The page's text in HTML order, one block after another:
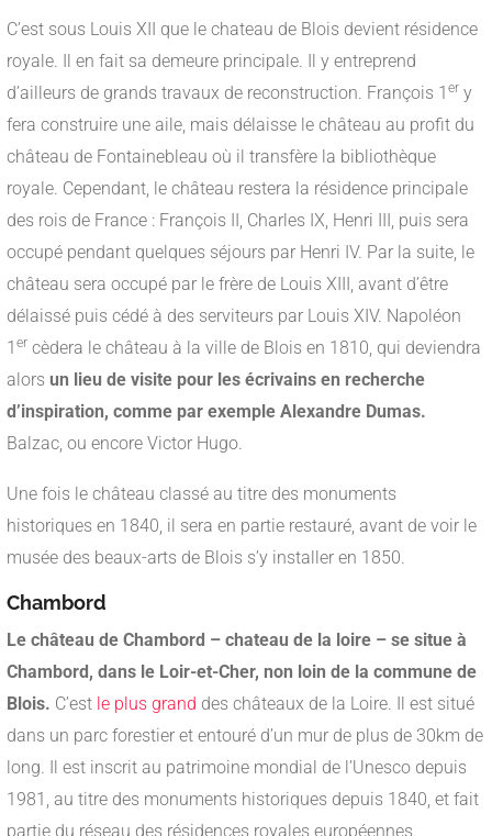
C’est sous Louis XII que le chateau de Blois devient résidence
royale. Il en fait sa demeure principale. Il y entreprend
d’ailleurs de grands travaux de reconstruction. François 1 er y
fera construire une aile, mais délaisse le château au profit du
château de Fontainebleau où il transfère la bibliothèque
royale. Cependant, le château restera la résidence principale
des rois de France : François II, Charles IX, Henri III, puis sera
occupé pendant quelques séjours par Henri IV. Par la suite, le
château sera occupé par le frère de Louis XIII, avant d’être
délaissé puis cédé à des serviteurs par Louis XIV. Napoléon
1 er cèdera le château à la ville de Blois en 1810, qui deviendra
alors un lieu de visite pour les écrivains en recherche
d’inspiration, comme par exemple Alexandre Dumas.
Balzac, ou encore Victor Hugo.
Une fois le château classé au titre des monuments
historiques en 1840, il sera en partie restauré, avant de voir le
musée des beaux-arts de Blois s’y installer en 1850.
Chambord
Le château de Chambord – chateau de la loire – se situe à
Chambord, dans le Loir-et-Cher, non loin de la commune de
Blois. C’est le plus grand des châteaux de la Loire. Il est situé
dans un parc forestier et entouré d’un mur de plus de 30km de
long. Il est inscrit au patrimoine mondial de l’Unesco depuis
1981, au titre des monuments historiques depuis 1840, et fait
partie du réseau des résidences royales européennes.